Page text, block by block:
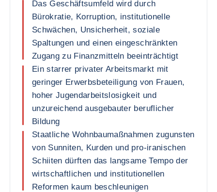
Das Geschäftsumfeld wird durch
Bürokratie, Korruption, institutionelle
Schwächen, Unsicherheit, soziale
Spaltungen und einen eingeschränkten
Zugang zu Finanzmitteln beeinträchtigt
Ein starrer privater Arbeitsmarkt mit
geringer Erwerbsbeteiligung von Frauen,
hoher Jugendarbeitslosigkeit und
unzureichend ausgebauter beruflicher
Bildung
Staatliche Wohnbaumaßnahmen zugunsten
von Sunniten, Kurden und pro-iranischen
Schiiten dürften das langsame Tempo der
wirtschaftlichen und institutionellen
Reformen kaum beschleunigen